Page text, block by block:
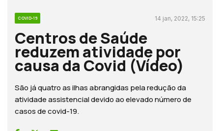
COVID-19 14 jan, 2022, 15:25
Centros de Saúde
reduzem atividade por
causa da Covid (Vídeo)
São já quatro as ilhas abrangidas pela redução da
atividade assistencial devido ao elevado número de
casos de covid-19.